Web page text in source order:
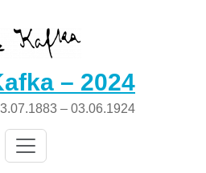
– 2024
– 03.06.1924